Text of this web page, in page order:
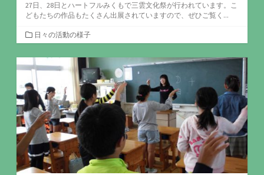
27日、28日とハートフルみくもで三雲文化祭が行われています。こ
どもたちの作品もたくさん出展されていますので、ぜひご覧く...
カ
テ
ゴ
リ
ー
日々の活動の様子